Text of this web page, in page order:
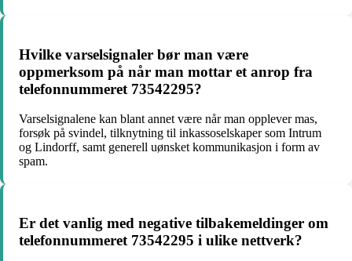
Hvilke varselsignaler bør man være
oppmerksom på når man mottar et anrop fra
telefonnummeret 73542295?
Varselsignalene kan blant annet være når man opplever mas,
forsøk på svindel, tilknytning til inkassoselskaper som Intrum
og Lindorff, samt generell uønsket kommunikasjon i form av
spam.
Er det vanlig med negative tilbakemeldinger om
telefonnummeret 73542295 i ulike nettverk?